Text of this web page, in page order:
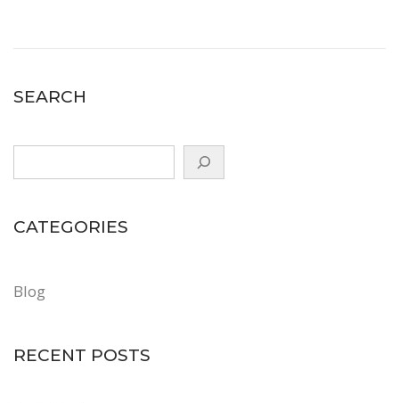
o
SEARCH
CATEGORIES
Blog
RECENT POSTS